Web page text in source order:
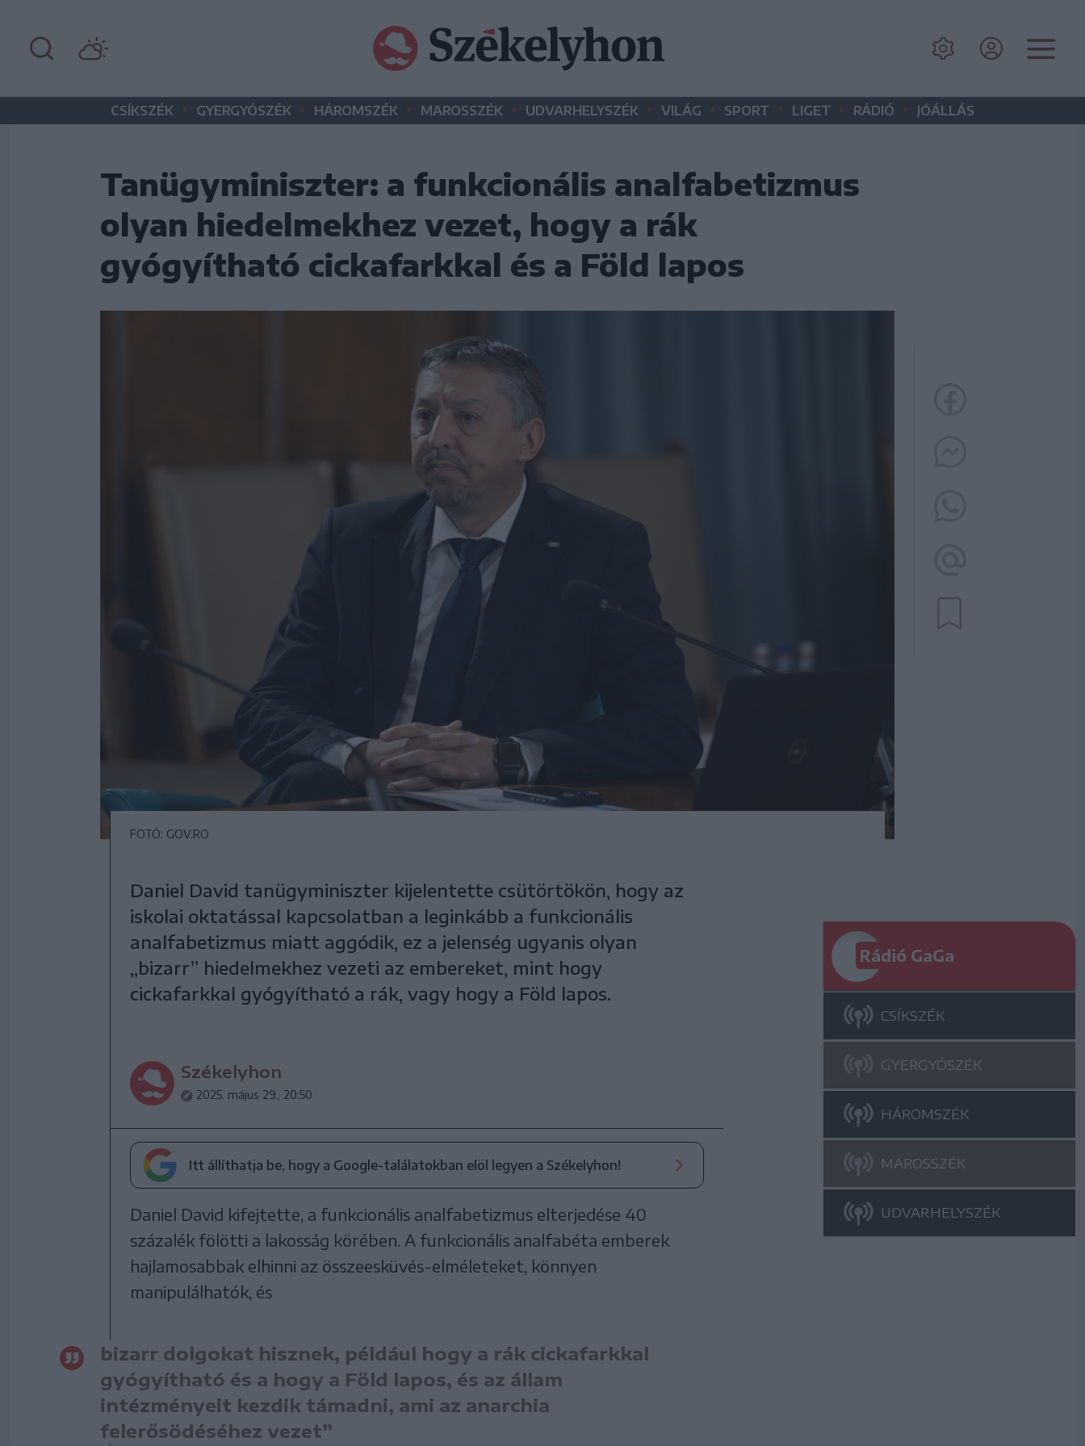
CSÍKSZÉK • GYERGYÓSZÉK • HÁROMSZÉK • MAROSSZÉK • UDVARHELYSZÉK • VILÁG • SPORT • LIGET • RÁDIÓ • JÓÁLLÁS
Tanügyminiszter: a funkcionális analfabetizmus
olyan hiedelmekhez vezet, hogy a rák
gyógyítható cickafarkkal és a Föld lapos
FOTÓ: GOV.RO
Daniel David tanügyminiszter kijelentette csütörtökön, hogy az
iskolai oktatással kapcsolatban a leginkább a funkcionális
analfabetizmus miatt aggódik, ez a jelenség ugyanis olyan
„bizarr” hiedelmekhez vezeti az embereket, mint hogy
cickafarkkal gyógyítható a rák, vagy hogy a Föld lapos.
Székelyhon
2025. május 29., 20:50
Itt állíthatja be, hogy a Google-találatokban elöl legyen a Székelyhon!
Daniel David kifejtette, a funkcionális analfabetizmus elterjedése 40
százalék fölötti a lakosság körében. A funkcionális analfabéta emberek
hajlamosabbak elhinni az összeesküvés-elméleteket, könnyen
manipulálhatók, és
bizarr dolgokat hisznek, például hogy a rák cickafarkkal
gyógyítható és a hogy a Föld lapos, és az állam
intézményeit kezdik támadni, ami az anarchia
felerősödéséhez vezet”
Rádió GaGa
CSÍKSZÉK
GYERGYÓSZÉK
HÁROMSZÉK
MAROSSZÉK
UDVARHELYSZÉK